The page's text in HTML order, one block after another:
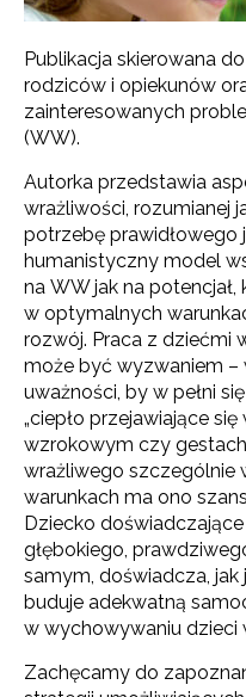
Publikacja skierowana
rodziców i opiekunów
zainteresowanych
(WW).
Autorka przedstawia
wrażliwości, rozumianej
potrzebę prawidłowego
humanistyczny model
na WW jak na potencjał,
w optymalnych
rozwój. Praca z dziećmi
może być wyzwaniem –
uważności, by w pełni
„ciepło przejawiające
wzrokowym czy
wrażliwego szczególnie
warunkach ma ono
Dziecko
głębokiego,
samym, doświadcza, jak
buduje adekwatną
w wychowywaniu dzieci
Zachęcamy do